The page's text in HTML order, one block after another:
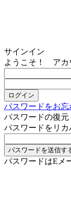
サインイン
ようこそ！ アカ
パスワードをお
パスワードの復元
パスワードをリカ
パスワードはEメ